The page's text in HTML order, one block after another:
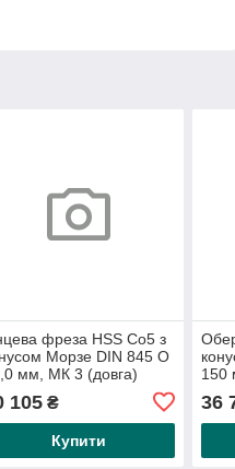
фреза HSS Co5 з
Морзе DIN 845 O
мм, МК 3 (довга)
105₴
Купити
150
36